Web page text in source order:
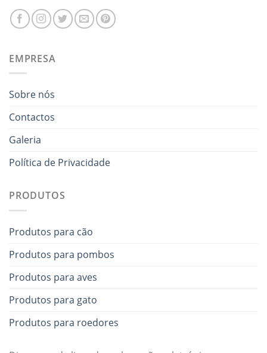
EMPRESA
Sobre nós
Contactos
Galeria
Política de Privacidade
PRODUTOS
Produtos para cão
Produtos para pombos
Produtos para aves
Produtos para gato
Produtos para roedores